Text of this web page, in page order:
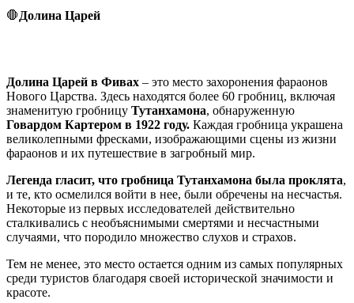
🛑 Долина Царей
Долина Царей в Фивах – это место захоронения фараонов
Нового Царства. Здесь находятся более 60 гробниц, включая
знаменитую гробницу Тутанхамона, обнаруженную
Говардом Картером в 1922 году. Каждая гробница украшена
великолепными фресками, изображающими сцены из жизни
фараонов и их путешествие в загробный мир.
Легенда гласит, что гробница Тутанхамона была проклята,
и те, кто осмелился войти в нее, были обречены на несчастья.
Некоторые из первых исследователей действительно
сталкивались с необъяснимыми смертями и несчастными
случаями, что породило множество слухов и страхов.
Тем не менее, это место остается одним из самых популярных
среди туристов благодаря своей исторической значимости и
красоте.